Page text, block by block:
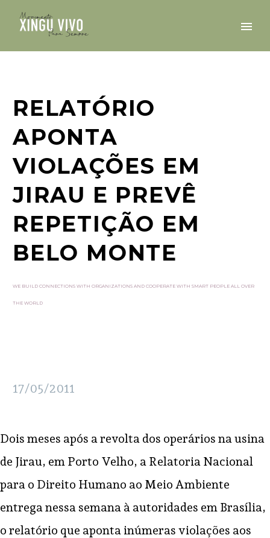
RELATÓRIO
APONTA
VIOLAÇÕES EM
JIRAU E PREVÊ
REPETIÇÃO EM
BELO MONTE
WE BUILD CONNECTIONS WITH ORGANIZATIONS AND COOPERATE WITH SMART PEOPLE ALL OVER
THE WORLD
17/05/2011
Dois meses após a revolta dos operários na usina
de Jirau, em Porto Velho, a Relatoria Nacional
para o Direito Humano ao Meio Ambiente
entrega nessa semana à autoridades em Brasília,
o relatório que aponta inúmeras violações aos